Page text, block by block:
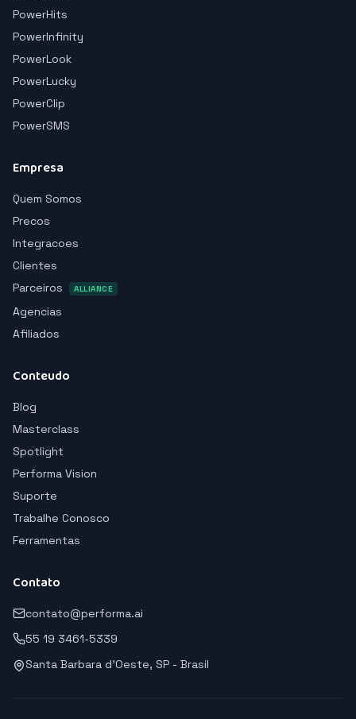
PowerHits
PowerInfinity
PowerLook
PowerLucky
PowerClip
PowerSMS
Empresa
Quem Somos
Precos
Integracoes
Clientes
Parceiros
ALLIANCE
Agencias
Afiliados
Conteudo
Blog
Masterclass
Spotlight
Performa Vision
Suporte
Trabalhe Conosco
Ferramentas
Contato
contato@performa.ai
55 19 3461-5339
Santa Barbara d'Oeste, SP - Brasil